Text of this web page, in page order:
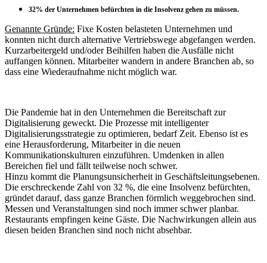
32% der Unternehmen befürchten in die Insolvenz gehen zu müssen.
Genannte Gründe: Fixe Kosten belasteten Unternehmen und
konnten nicht durch alternative Vertriebswege abgefangen werden.
Kurzarbeitergeld und/oder Beihilfen haben die Ausfälle nicht
auffangen können. Mitarbeiter wandern in andere Branchen ab, so
dass eine Wiederaufnahme nicht möglich war.
Die Pandemie hat in den Unternehmen die Bereitschaft zur
Digitalisierung geweckt. Die Prozesse mit intelligenter
Digitalisierungsstrategie zu optimieren, bedarf Zeit. Ebenso ist es
eine Herausforderung, Mitarbeiter in die neuen
Kommunikationskulturen einzuführen. Umdenken in allen
Bereichen fiel und fällt teilweise noch schwer.
Hinzu kommt die Planungsunsicherheit in Geschäftsleitungsebenen.
Die erschreckende Zahl von 32 %, die eine Insolvenz befürchten,
gründet darauf, dass ganze Branchen förmlich weggebrochen sind.
Messen und Veranstaltungen sind noch immer schwer planbar.
Restaurants empfingen keine Gäste. Die Nachwirkungen allein aus
diesen beiden Branchen sind noch nicht absehbar.